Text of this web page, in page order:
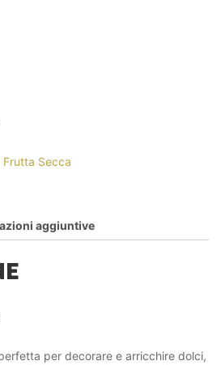
Frutta Secca
aggiuntive
per decorare e arricchire dolci,